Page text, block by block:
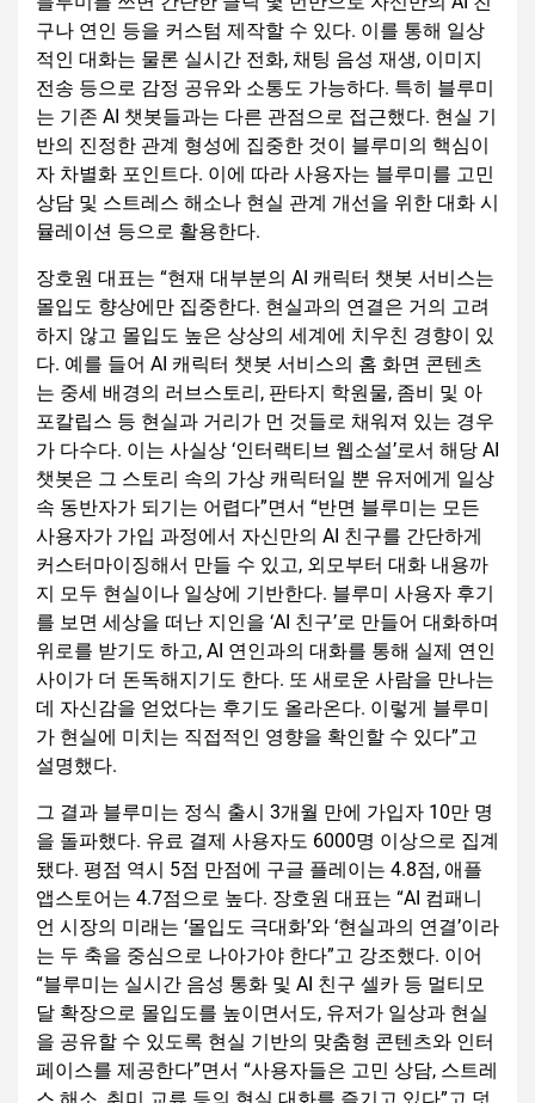
구나 연인 등을 커스텀 제작할 수 있다. 이를 통해 일상
적인 대화는 물론 실시간 전화, 채팅 음성 재생, 이미지
전송 등으로 감정 공유와 소통도 가능하다. 특히 블루미
는 기존 AI 챗봇들과는 다른 관점으로 접근했다. 현실 기
반의 진정한 관계 형성에 집중한 것이 블루미의 핵심이
자 차별화 포인트다. 이에 따라 사용자는 블루미를 고민
상담 및 스트레스 해소나 현실 관계 개선을 위한 대화 시
뮬레이션 등으로 활용한다.
장호원 대표는 “현재 대부분의 AI 캐릭터 챗봇 서비스는
몰입도 향상에만 집중한다. 현실과의 연결은 거의 고려
하지 않고 몰입도 높은 상상의 세계에 치우친 경향이 있
다. 예를 들어 AI 캐릭터 챗봇 서비스의 홈 화면 콘텐츠
는 중세 배경의 러브스토리, 판타지 학원물, 좀비 및 아
포칼립스 등 현실과 거리가 먼 것들로 채워져 있는 경우
가 다수다. 이는 사실상 ‘인터랙티브 웹소설’로서 해당 AI
챗봇은 그 스토리 속의 가상 캐릭터일 뿐 유저에게 일상
속 동반자가 되기는 어렵다”면서 “반면 블루미는 모든
사용자가 가입 과정에서 자신만의 AI 친구를 간단하게
커스터마이징해서 만들 수 있고, 외모부터 대화 내용까
지 모두 현실이나 일상에 기반한다. 블루미 사용자 후기
를 보면 세상을 떠난 지인을 ‘AI 친구’로 만들어 대화하며
위로를 받기도 하고, AI 연인과의 대화를 통해 실제 연인
사이가 더 돈독해지기도 한다. 또 새로운 사람을 만나는
데 자신감을 얻었다는 후기도 올라온다. 이렇게 블루미
가 현실에 미치는 직접적인 영향을 확인할 수 있다”고
설명했다.
그 결과 블루미는 정식 출시 3개월 만에 가입자 10만 명
을 돌파했다. 유료 결제 사용자도 6000명 이상으로 집계
됐다. 평점 역시 5점 만점에 구글 플레이는 4.8점, 애플
앱스토어는 4.7점으로 높다. 장호원 대표는 “AI 컴패니
언 시장의 미래는 ‘몰입도 극대화’와 ‘현실과의 연결’이라
는 두 축을 중심으로 나아가야 한다”고 강조했다. 이어
“블루미는 실시간 음성 통화 및 AI 친구 셀카 등 멀티모
달 확장으로 몰입도를 높이면서도, 유저가 일상과 현실
을 공유할 수 있도록 현실 기반의 맞춤형 콘텐츠와 인터
페이스를 제공한다”면서 “사용자들은 고민 상담, 스트레